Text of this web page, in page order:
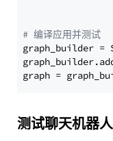
# 编译应用并测试
graph_builder =
graph =
测试聊天机器人